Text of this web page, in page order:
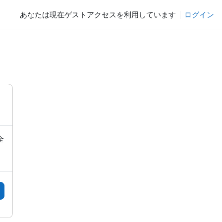
あなたは現在ゲストアクセスを利用しています ログイン